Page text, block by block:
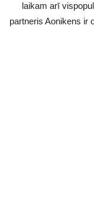
laikam arī
partneris Aonikens ir